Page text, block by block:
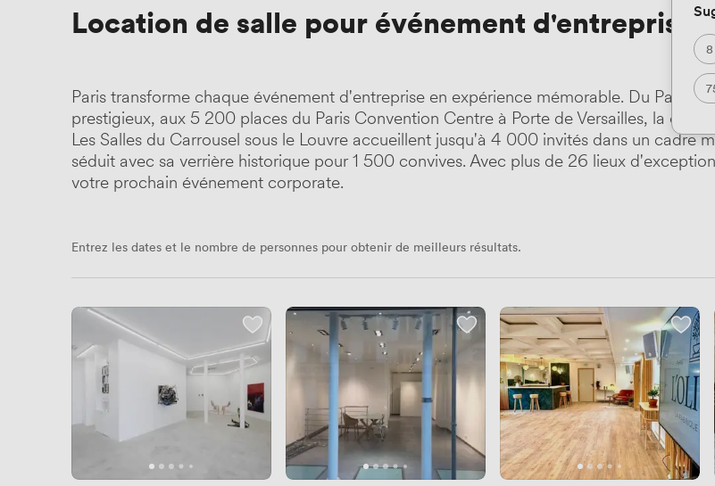
8
Lumière naturelle Lieux uniques Art
Location de salle pour événement d'entreprise
Paris transforme chaque événement d'entreprise en expérience mémorable. Du Palais
prestigieux, aux 5 200 places du Paris Convention Centre à Porte de Versailles, la
Les Salles du Carrousel sous le Louvre accueillent jusqu'à 4 000 invités dans un cadre
séduit avec sa verrière historique pour 1 500 convives. Avec plus de 26 lieux
votre prochain événement corporate.
Entrez les dates et le nombre de personnes pour obtenir de meilleurs résultats.